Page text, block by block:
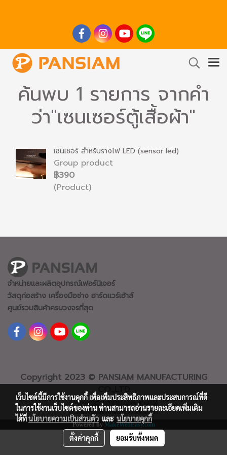
ค้นพบ 1 รายการ จากคำ
ว่า"เซนเซอร์ตู้เสื้อผ้า"
เซนเซอร์ สำหรับรางไฟ LED (sensor led)
Group product
฿390
(Product)
จำหน่ายและผลิตอุปกรณ์เฟอร์นิเจอร์
วัสดุก่อสร้าง เครื่องมือช่าง ฮาร์ดแวร์เฮ้าส์
ศูนย์รวมสินค้าครบวงจรที่สุด
Copyright 2023 © PANSIAM MANUFACTURING
CO.,LTD
ผู้เข้าชมทั้งหมด2,445,698
Powered by MakeWebEasy.com
เว็บไซต์นี้มีการใช้งานคุกกี้ เพื่อเพิ่มประสิทธิภาพและประสบการณ์ที่ดี
ในการใช้งานเว็บไซต์ของท่าน ท่านสามารถอ่านรายละเอียดเพิ่มเติม
ได้ที่นโยบายความเป็นส่วนตัว และ นโยบายคุกกี้
ตั้งค่าคุกกี้ ยอมรับทั้งหมด